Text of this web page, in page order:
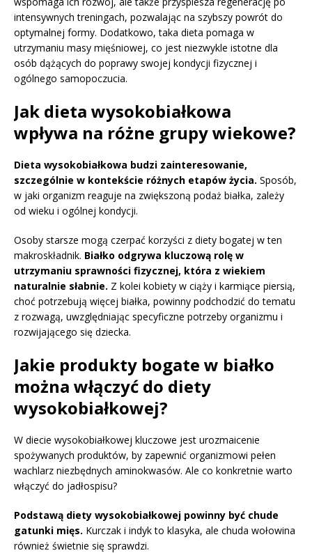
intensywnych treningach, pozwalając na szybszy powrót do
optymalnej formy. Dodatkowo, taka dieta pomaga w
utrzymaniu masy mięśniowej, co jest niezwykle istotne dla
osób dążących do poprawy swojej kondycji fizycznej i
ogólnego samopoczucia.
Jak dieta wysokobiałkowa
wpływa na różne grupy wiekowe?
Dieta wysokobiałkowa budzi zainteresowanie,
szczególnie w kontekście różnych etapów życia. Sposób,
w jaki organizm reaguje na zwiększoną podaż białka, zależy
od wieku i ogólnej kondycji.
Osoby starsze mogą czerpać korzyści z diety bogatej w ten
makroskładnik. Białko odgrywa kluczową rolę w
utrzymaniu sprawności fizycznej, która z wiekiem
naturalnie słabnie. Z kolei kobiety w ciąży i karmiące piersią,
choć potrzebują więcej białka, powinny podchodzić do tematu
z rozwagą, uwzględniając specyficzne potrzeby organizmu i
rozwijającego się dziecka.
Jakie produkty bogate w białko
można włączyć do diety
wysokobiałkowej?
W diecie wysokobiałkowej kluczowe jest urozmaicenie
spożywanych produktów, by zapewnić organizmowi pełen
wachlarz niezbędnych aminokwasów. Ale co konkretnie warto
włączyć do jadłospisu?
Podstawą diety wysokobiałkowej powinny być chude
gatunki mięs. Kurczak i indyk to klasyka, ale chuda wołowina
również świetnie się sprawdzi.